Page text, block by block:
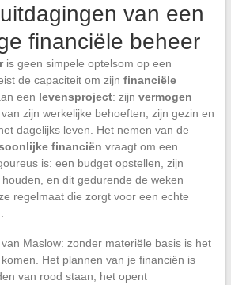
van een
financiële beheer
is geen simpele optelsom op een
de capaciteit om zijn financiële
een levensproject: zijn vermogen
zijn werkelijke behoeften, zijn gezin en
dagelijks leven. Het nemen van de
financiën vraagt om een
is: een budget opstellen, zijn
en dit gedurende de weken
regelmaat die zorgt voor een echte
Maslow: zonder materiële basis is het
Het plannen van je financiën is
van rood staan, het opent